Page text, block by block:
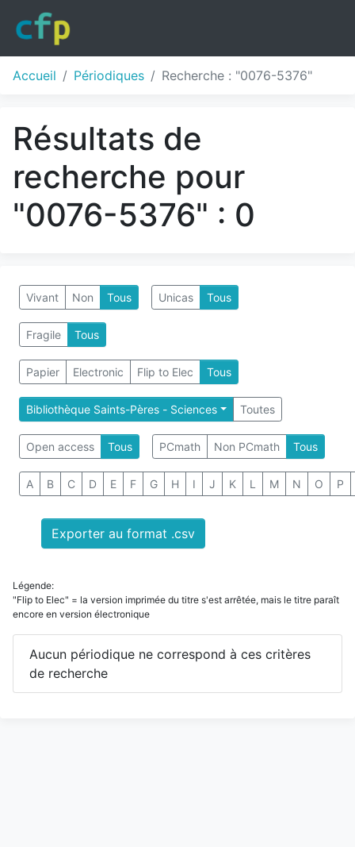
Accueil Périodiques Recherche : "0076-5376"
Résultats de
recherche pour
"0076-5376" : 0
Vivant Non Tous Unicas Tous
Fragile Tous
Papier Electronic Flip to Elec Tous
Bibliothèque Saints-Pères - Sciences Toutes
Open access Tous PCmath Non PCmath Tous
A B C D E F G H I J K L M N O P
Exporter au format .csv
Légende:
"Flip to Elec" = la version imprimée du titre s'est arrêtée, mais le titre paraît
encore en version électronique
Aucun périodique ne correspond à ces critères
de recherche